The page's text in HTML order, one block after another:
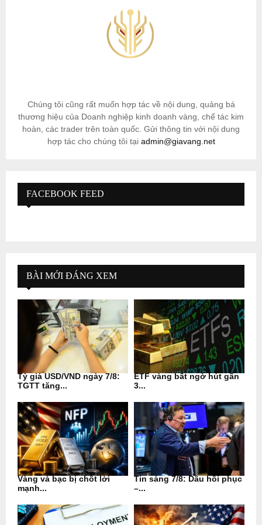
Chúng tôi cũng rất muốn hợp tác về nội dung, quảng bá
thương hiệu của Doanh nghiệp kinh doanh vàng, chế tác kim
hoàn, các trader trên toàn quốc. Gửi thông tin với nội dung
hợp tác cho chúng tôi tại admin@giavang.net
FACEBOOK FEED
BÀI MỚI ĐÁNG XEM
Tỷ giá USD/VND ngày 7/8:
TGTT tăng...
ETF vàng bất ngờ hút gần
3...
Vàng và bạc bị chốt lời
mạnh...
Tin sáng 7/8: Dầu hồi phục
–...